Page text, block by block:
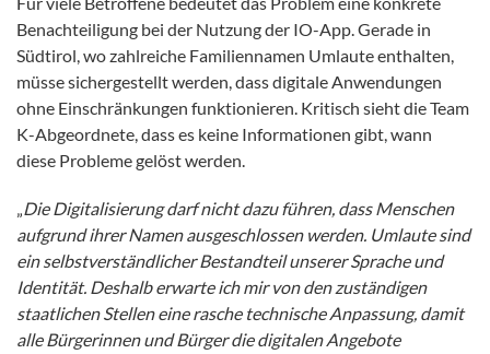
Benachteiligung bei der Nutzung der IO-App. Gerade in
Südtirol, wo zahlreiche Familiennamen Umlaute enthalten,
müsse sichergestellt werden, dass digitale Anwendungen
ohne Einschränkungen funktionieren. Kritisch sieht die Team
K-Abgeordnete, dass es keine Informationen gibt, wann
diese Probleme gelöst werden.
„Die Digitalisierung darf nicht dazu führen, dass Menschen
aufgrund ihrer Namen ausgeschlossen werden. Umlaute sind
ein selbstverständlicher Bestandteil unserer Sprache und
Identität. Deshalb erwarte ich mir von den zuständigen
staatlichen Stellen eine rasche technische Anpassung, damit
alle Bürgerinnen und Bürger die digitalen Angebote